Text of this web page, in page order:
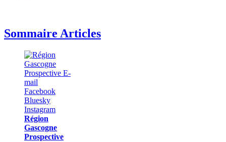
Sommaire Articles
Région
Gascogne
Prospective